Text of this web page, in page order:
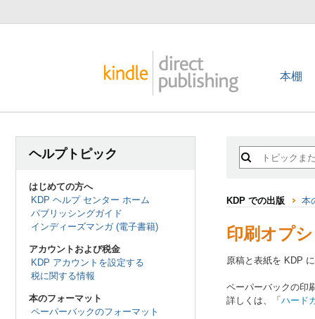
本棚
ヘルプトピック
はじめての方へ
KDP ヘルプ センター ホーム
パブリッシングガイド
インディーズマンガ (電子書籍)
アカウントおよび税金
KDP アカウントを設定する
税に関する情報
本のフォーマット
ペーパーバックのフォーマット
KDP での出版 本
印刷オプ
原稿と表紙を KDP
ペーパーバックの印
詳しくは、「 ハード